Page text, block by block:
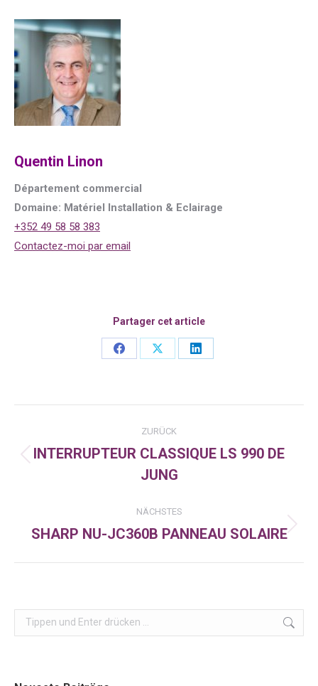
Quentin Linon
Département commercial
Domaine: Matériel Installation & Eclairage
+352 49 58 58 383
Contactez-moi par email
Partager cet article
Share
Share
Share
Kommentarnavigation
ZURÜCK
Vorheriger
Beitrag:
INTERRUPTEUR CLASSIQUE LS 990 DE
JUNG
NÄCHSTES
Nächster
SHARP NU-JC360B PANNEAU SOLAIRE
Search: